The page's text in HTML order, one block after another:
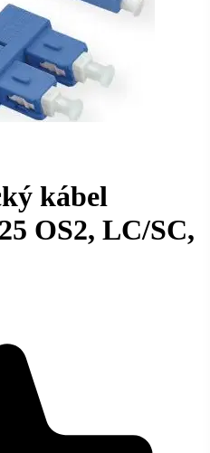
kábel
OS2, LC/SC,